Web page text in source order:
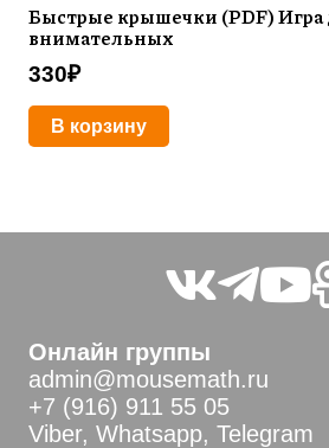
Быстрые крышечки (PDF) Игра
внимательных
330₽
В корзину
Онлайн группы
admin@mousemath.ru
+7 (916) 911 55 05
Viber, Whatsapp, Telegram